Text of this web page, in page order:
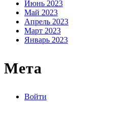
Июнь 2023
Май 2023
Апрель 2023
Март 2023
Январь 2023
Мета
Войти